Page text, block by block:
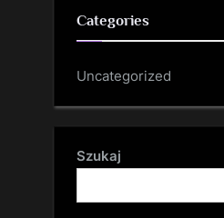
Categories
Uncategorized
Szukaj